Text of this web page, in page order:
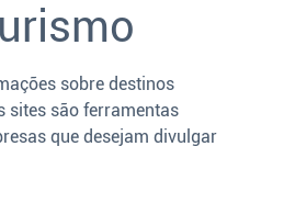
sobre destinos
sites são ferramentas
que desejam divulgar